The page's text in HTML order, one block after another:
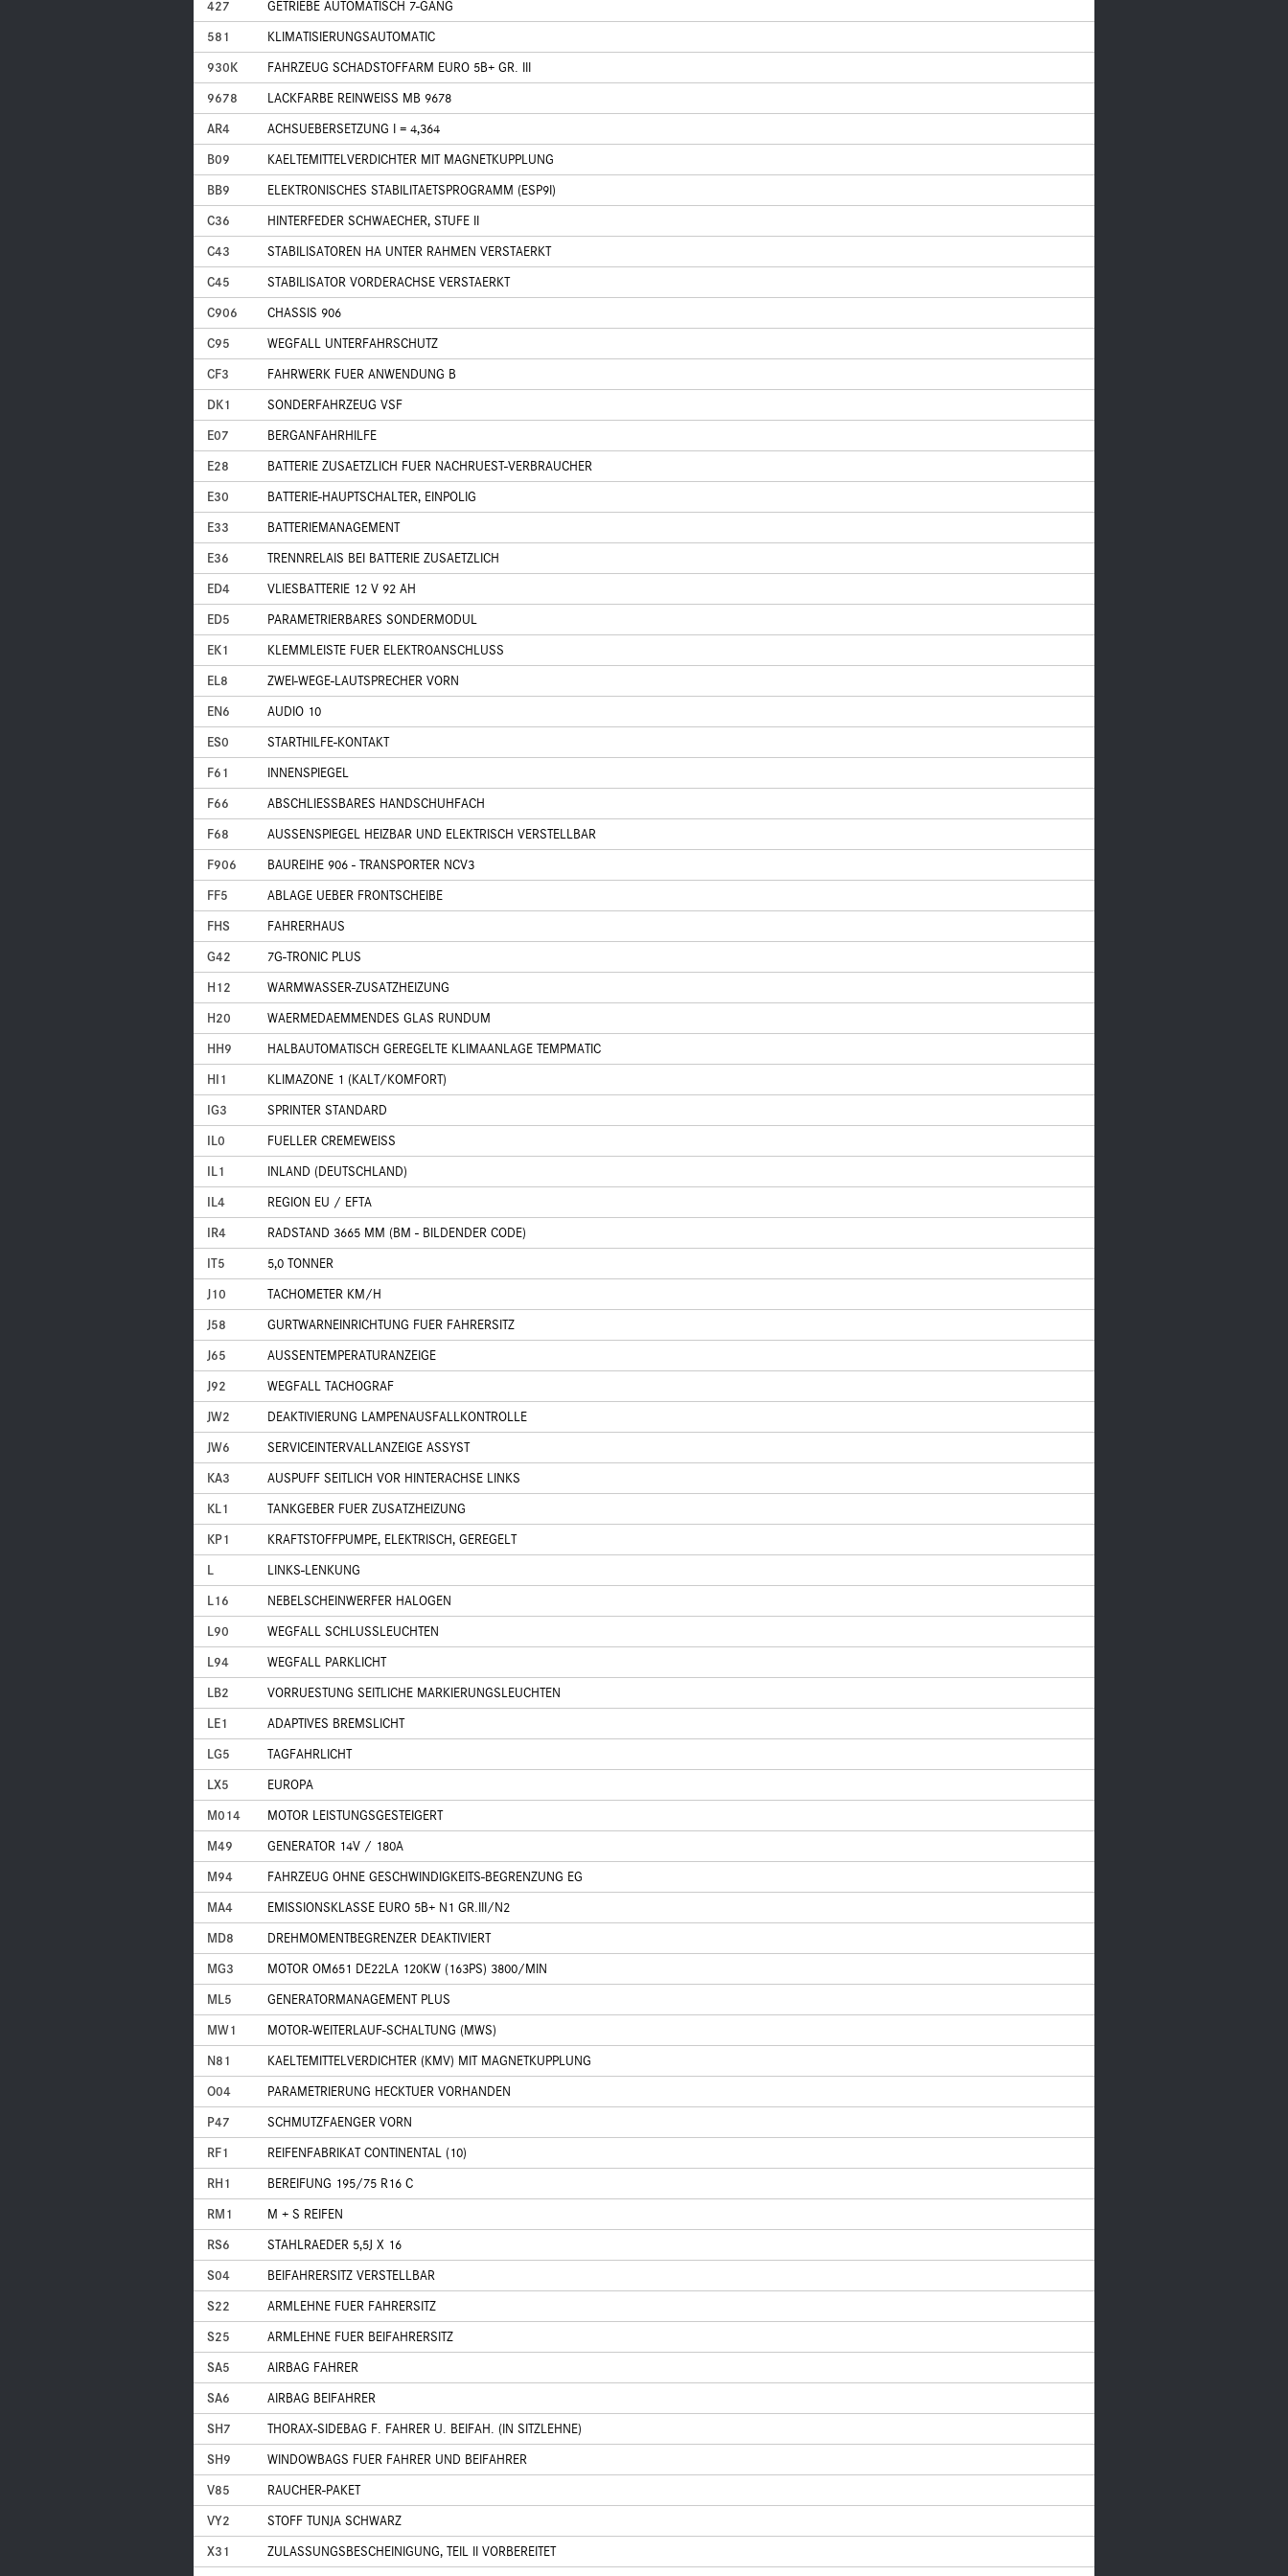
427
GETRIEBE AUTOMATISCH 7-GANG
581
KLIMATISIERUNGSAUTOMATIC
930K
FAHRZEUG SCHADSTOFFARM EURO 5B+ GR. III
9678
LACKFARBE REINWEISS MB 9678
AR4
ACHSUEBERSETZUNG I = 4,364
B09
KAELTEMITTELVERDICHTER MIT MAGNETKUPPLUNG
BB9
ELEKTRONISCHES STABILITAETSPROGRAMM (ESP9I)
C36
HINTERFEDER SCHWAECHER, STUFE II
C43
STABILISATOREN HA UNTER RAHMEN VERSTAERKT
C45
STABILISATOR VORDERACHSE VERSTAERKT
C906
CHASSIS 906
C95
WEGFALL UNTERFAHRSCHUTZ
CF3
FAHRWERK FUER ANWENDUNG B
DK1
SONDERFAHRZEUG VSF
E07
BERGANFAHRHILFE
E28
BATTERIE ZUSAETZLICH FUER NACHRUEST-VERBRAUCHER
E30
BATTERIE-HAUPTSCHALTER, EINPOLIG
E33
BATTERIEMANAGEMENT
E36
TRENNRELAIS BEI BATTERIE ZUSAETZLICH
ED4
VLIESBATTERIE 12 V 92 AH
ED5
PARAMETRIERBARES SONDERMODUL
EK1
KLEMMLEISTE FUER ELEKTROANSCHLUSS
EL8
ZWEI-WEGE-LAUTSPRECHER VORN
EN6
AUDIO 10
ES0
STARTHILFE-KONTAKT
F61
INNENSPIEGEL
F66
ABSCHLIESSBARES HANDSCHUHFACH
F68
AUSSENSPIEGEL HEIZBAR UND ELEKTRISCH VERSTELLBAR
F906
BAUREIHE 906 - TRANSPORTER NCV3
FF5
ABLAGE UEBER FRONTSCHEIBE
FHS
FAHRERHAUS
G42
7G-TRONIC PLUS
H12
WARMWASSER-ZUSATZHEIZUNG
H20
WAERMEDAEMMENDES GLAS RUNDUM
HH9
HALBAUTOMATISCH GEREGELTE KLIMAANLAGE TEMPMATIC
HI1
KLIMAZONE 1 (KALT/KOMFORT)
IG3
SPRINTER STANDARD
IL0
FUELLER CREMEWEISS
IL1
INLAND (DEUTSCHLAND)
IL4
REGION EU / EFTA
IR4
RADSTAND 3665 MM (BM - BILDENDER CODE)
IT5
5,0 TONNER
J10
TACHOMETER KM/H
J58
GURTWARNEINRICHTUNG FUER FAHRERSITZ
J65
AUSSENTEMPERATURANZEIGE
J92
WEGFALL TACHOGRAF
JW2
DEAKTIVIERUNG LAMPENAUSFALLKONTROLLE
JW6
SERVICEINTERVALLANZEIGE ASSYST
KA3
AUSPUFF SEITLICH VOR HINTERACHSE LINKS
KL1
TANKGEBER FUER ZUSATZHEIZUNG
KP1
KRAFTSTOFFPUMPE, ELEKTRISCH, GEREGELT
L
LINKS-LENKUNG
L16
NEBELSCHEINWERFER HALOGEN
L90
WEGFALL SCHLUSSLEUCHTEN
L94
WEGFALL PARKLICHT
LB2
VORRUESTUNG SEITLICHE MARKIERUNGSLEUCHTEN
LE1
ADAPTIVES BREMSLICHT
LG5
TAGFAHRLICHT
LX5
EUROPA
M014
MOTOR LEISTUNGSGESTEIGERT
M49
GENERATOR 14V / 180A
M94
FAHRZEUG OHNE GESCHWINDIGKEITS-BEGRENZUNG EG
MA4
EMISSIONSKLASSE EURO 5B+ N1 GR.III/N2
MD8
DREHMOMENTBEGRENZER DEAKTIVIERT
MG3
MOTOR OM651 DE22LA 120KW (163PS) 3800/MIN
ML5
GENERATORMANAGEMENT PLUS
MW1
MOTOR-WEITERLAUF-SCHALTUNG (MWS)
N81
KAELTEMITTELVERDICHTER (KMV) MIT MAGNETKUPPLUNG
O04
PARAMETRIERUNG HECKTUER VORHANDEN
P47
SCHMUTZFAENGER VORN
RF1
REIFENFABRIKAT CONTINENTAL (10)
RH1
BEREIFUNG 195/75 R16 C
RM1
M + S REIFEN
RS6
STAHLRAEDER 5,5J X 16
S04
BEIFAHRERSITZ VERSTELLBAR
S22
ARMLEHNE FUER FAHRERSITZ
S25
ARMLEHNE FUER BEIFAHRERSITZ
SA5
AIRBAG FAHRER
SA6
AIRBAG BEIFAHRER
SH7
THORAX-SIDEBAG F. FAHRER U. BEIFAH. (IN SITZLEHNE)
SH9
WINDOWBAGS FUER FAHRER UND BEIFAHRER
V85
RAUCHER-PAKET
VY2
STOFF TUNJA SCHWARZ
X31
ZULASSUNGSBESCHEINIGUNG, TEIL II VORBEREITET